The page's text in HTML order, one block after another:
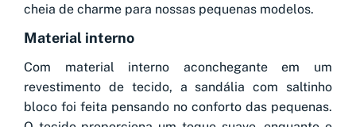
cheia de charme para nossas pequenas modelos.
Material interno
Com material interno aconchegante em um
revestimento de tecido, a sandália com saltinho
bloco foi feita pensando no conforto das pequenas.